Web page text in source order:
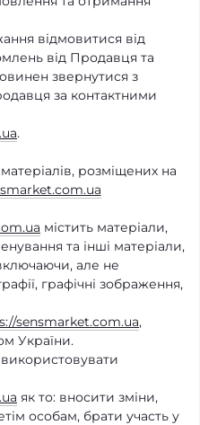
відмовитися від
від Продавця та
звернутися з
за контактними
.
розміщених на
містить матеріали,
та інші матеріали,
але не
графічні зображення,
sensmarket.com.ua,
України.
як то: вносити зміни,
особам, брати участь у